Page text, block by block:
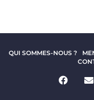
QUI SOMMES-NOUS ?